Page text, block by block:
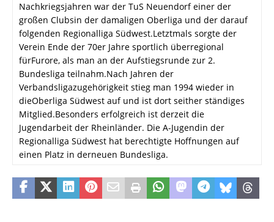
Nachkriegsjahren war der TuS Neuendorf einer der
großen Clubsin der damaligen Oberliga und der darauf
folgenden Regionalliga Südwest.Letztmals sorgte der
Verein Ende der 70er Jahre sportlich überregional
fürFurore, als man an der Aufstiegsrunde zur 2.
Bundesliga teilnahm.Nach Jahren der
Verbandsligazugehörigkeit stieg man 1994 wieder in
dieOberliga Südwest auf und ist dort seither ständiges
Mitglied.Besonders erfolgreich ist derzeit die
Jugendarbeit der Rheinländer. Die A-Jugendin der
Regionalliga Südwest hat berechtigte Hoffnungen auf
einen Platz in derneuen Bundesliga.